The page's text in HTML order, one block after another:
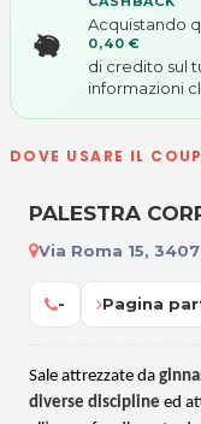
Acquistando
0,40 €
di credito sul
informazioni
DOVE USARE IL
PALESTRA
Via Roma 15,
- Pagina
Sale attrezzate da
diverse discipline ed